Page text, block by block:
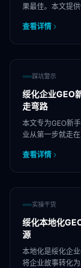
果最佳。本文提
查看详情
踩坑警示
绥化企业GEO
走弯路
本文专为GEO新
业从第一步就走在
查看详情
实操干货
绥化本地化
源
本地化是绥化企
将企业故事转化